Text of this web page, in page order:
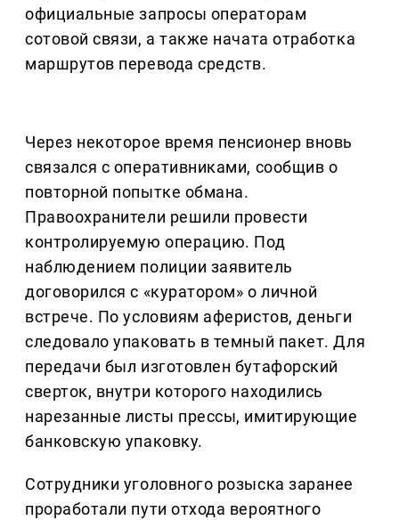
официальные запросы операторам
сотовой связи, а также начата отработка
маршрутов перевода средств.
Через некоторое время пенсионер вновь
связался с оперативниками, сообщив о
повторной попытке обмана.
Правоохранители решили провести
контролируемую операцию. Под
наблюдением полиции заявитель
договорился с «куратором» о личной
встрече. По условиям аферистов, деньги
следовало упаковать в темный пакет. Для
передачи был изготовлен бутафорский
сверток, внутри которого находились
нарезанные листы прессы, имитирующие
банковскую упаковку.
Сотрудники уголовного розыска заранее
проработали пути отхода вероятного